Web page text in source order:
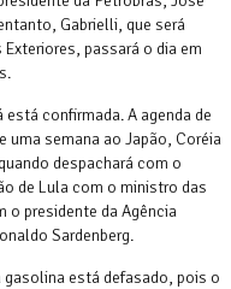
Gabrielli, que será
passará o dia em
confirmada. A agenda de
uma semana ao Japão, Coréia
despachará com o
de Lula com o ministro das
o presidente da Agência
Sardenberg.
gasolina está defasado, pois o